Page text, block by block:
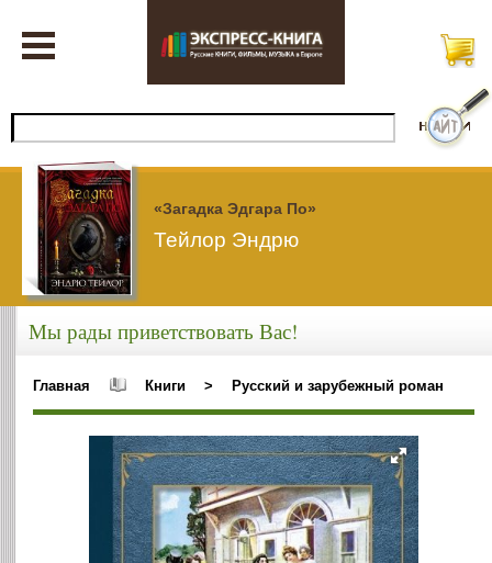
«Загадка Эдгара По»
Тейлор Эндрю
Мы рады приветствовать Вас!
Главная Книги > Русский и зарубежный роман